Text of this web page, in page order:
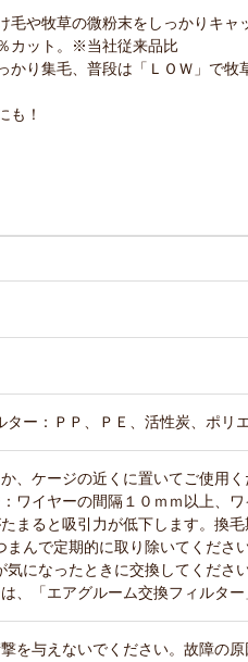
や牧草の微粉末をしっかりキャ
カット。※当社従来品比
り集毛、普段は「ＬＯＷ」で
も！
ー：ＰＰ、ＰＥ、活性炭、ポリ
、ケージの近くに置いてご使用
ワイヤーの間隔１０ｍｍ以上、
まると吸引力が低下します。換
まんで定期的に取り除いてくだ
になったときに交換してください
、「エアグルーム交換フィルター
を与えないでください。故障の原